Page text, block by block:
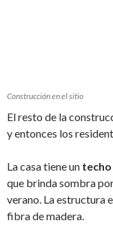
Construcción en el sitio
El resto de la
y entonces los
La casa tiene un
que brinda sombra
verano. La estructura
fibra de madera.